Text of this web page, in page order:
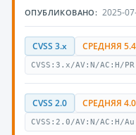
ОПУБЛИКОВАНО: 2025-
CVSS 3.x СРЕДНЯЯ 5.4
CVSS:3.x/AV:N/AC:H/
CVSS 2.0 СРЕДНЯЯ 4.0
CVSS:2.0/AV:N/AC:H/